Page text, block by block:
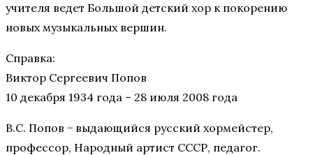
учителя ведет Большой детский хор к покорению
новых музыкальных вершин.
Справка:
Виктор Сергеевич Попов
10 декабря 1934 года – 28 июля 2008 года
В.С. Попов − выдающийся русский хормейстер,
профессор, Народный артист СССР, педагог.